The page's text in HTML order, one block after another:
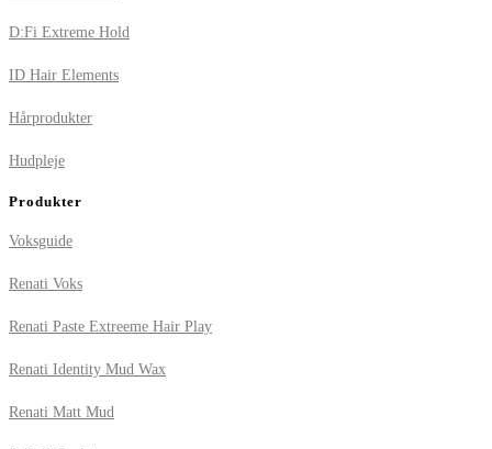
D:Fi Extreme Hold
ID Hair Elements
Hårprodukter
Hudpleje
Produkter
Voksguide
Renati Voks
Renati Paste Extreeme Hair Play
Renati Identity Mud Wax
Renati Matt Mud